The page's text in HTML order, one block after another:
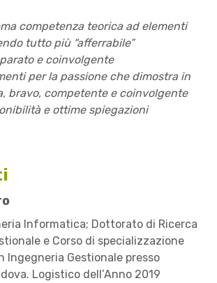
competenza teorica ad elementi
tutto più “afferrabile”
e coinvolgente
per la passione che dimostra in
bravo, competente e coinvolgente
e ottime spiegazioni
Informatica; Dottorato di Ricerca
e Corso di specializzazione
Gestionale presso
Logistico dell’Anno 2019